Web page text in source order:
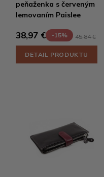
peňaženka s červeným
lemovaním Paislee
38,97 € -15% 45,84 €
DETAIL PRODUKTU